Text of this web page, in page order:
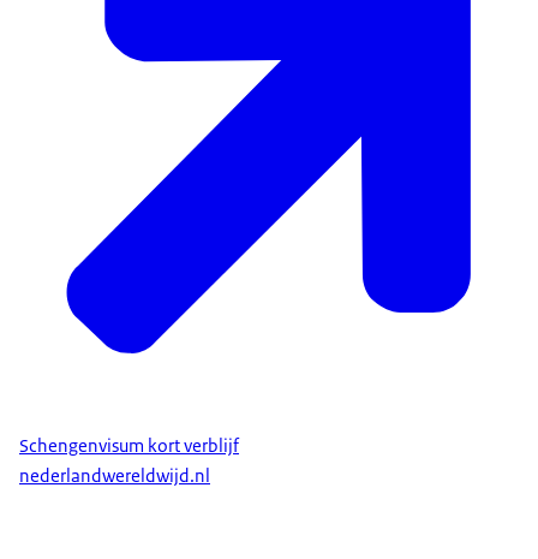
Schengenvisum kort verblijf
nederlandwereldwijd.nl